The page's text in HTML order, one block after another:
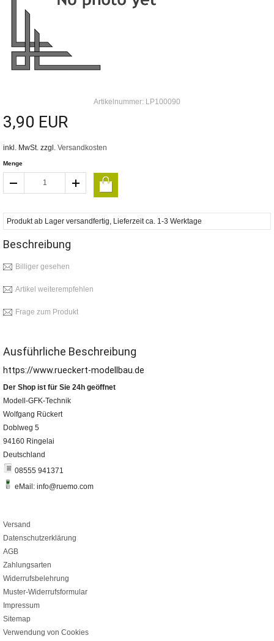
Artikelnummer: LP100090
3,90 EUR
inkl. MwSt. zzgl. Versandkosten
Menge
Produkt ab Lager versandfertig, Lieferzeit ca. 1-3 Werktage
Beschreibung
Billiger gesehen
Artikel weiterempfehlen
Frage zum Produkt
Ausführliche Beschreibung
https://www.rueckert-modellbau.de
Der Shop ist für Sie 24h geöffnet
Modell-GFK-Technik
Wolfgang Rückert
Doblweg 5
94160 Ringelai
Deutschland
08555 941371
eMail: info@ruemo.com
Versand
Datenschutzerklärung
AGB
Zahlungsarten
Widerrufsbelehrung
Muster-Widerrufsformular
Impressum
Sitemap
Verwendung von Cookies